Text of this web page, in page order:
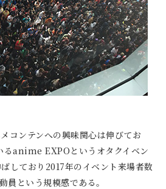
コンテンへの興味関心は伸びてお
るanime EXPOというオタクイベン
しており2017年のイベント来場者数
員という規模感である。